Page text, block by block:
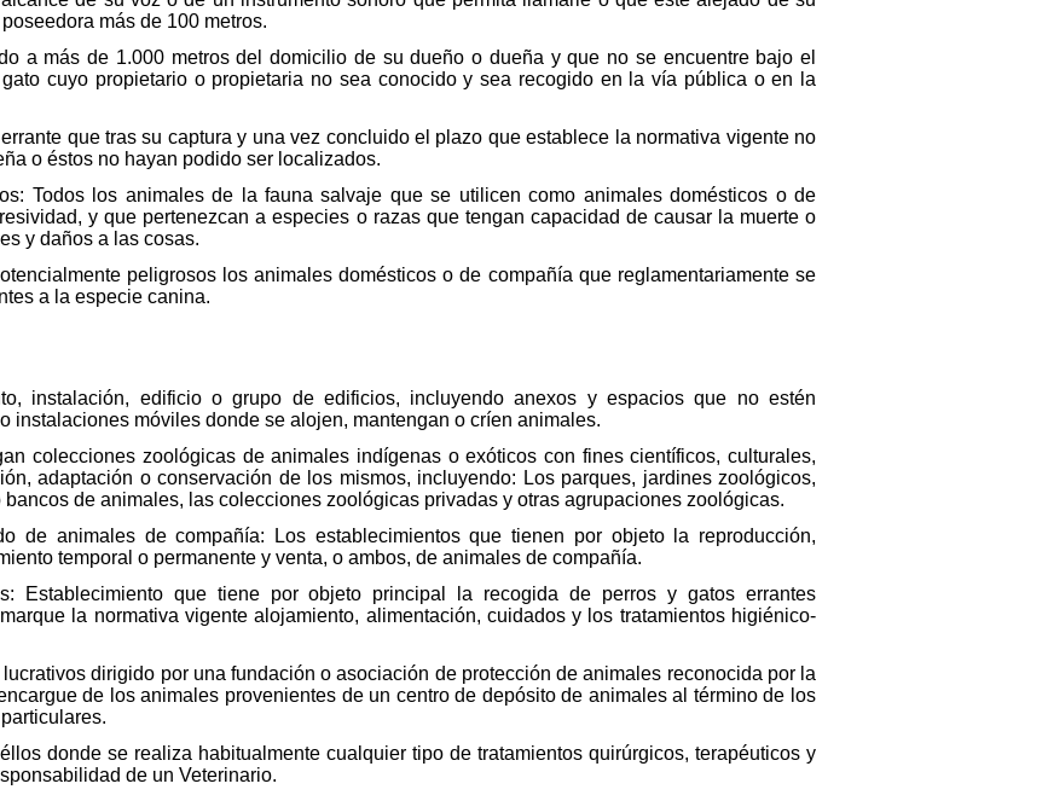
más de 100 metros.
a más de 1.000 metros del domicilio de su dueño o dueña y que no se encuentre bajo el
cuyo propietario o propietaria no sea conocido y sea recogido en la vía pública o en la
que tras su captura y una vez concluido el plazo que establece la normativa vigente no
o éstos no hayan podido ser localizados.
Todos los animales de la fauna salvaje que se utilicen como animales domésticos o de
y que pertenezcan a especies o razas que tengan capacidad de causar la muerte o
y daños a las cosas.
peligrosos los animales domésticos o de compañía que reglamentariamente se
a la especie canina.
instalación, edificio o grupo de edificios, incluyendo anexos y espacios que no estén
instalaciones móviles donde se alojen, mantengan o críen animales.
colecciones zoológicas de animales indígenas o exóticos con fines científicos, culturales,
adaptación o conservación de los mismos, incluyendo: Los parques, jardines zoológicos,
de animales, las colecciones zoológicas privadas y otras agrupaciones zoológicas.
de animales de compañía: Los establecimientos que tienen por objeto la reproducción,
temporal o permanente y venta, o ambos, de animales de compañía.
Establecimiento que tiene por objeto principal la recogida de perros y gatos errantes
la normativa vigente alojamiento, alimentación, cuidados y los tratamientos higiénico-
dirigido por una fundación o asociación de protección de animales reconocida por la
de los animales provenientes de un centro de depósito de animales al término de los
donde se realiza habitualmente cualquier tipo de tratamientos quirúrgicos, terapéuticos y
de un Veterinario.